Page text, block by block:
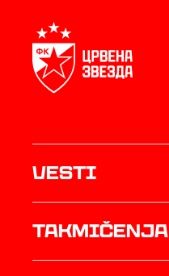
Vesti
Takmičenja